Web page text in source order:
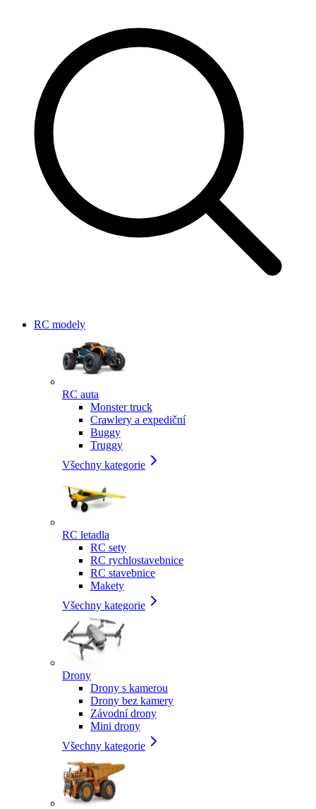
RC modely
RC auta
Monster truck
Crawlery a expediční
Buggy
Truggy
Všechny kategorie
RC letadla
RC sety
RC rychlostavebnice
RC stavebnice
Makety
Všechny kategorie
Drony
Drony s kamerou
Drony bez kamery
Závodní drony
Mini drony
Všechny kategorie